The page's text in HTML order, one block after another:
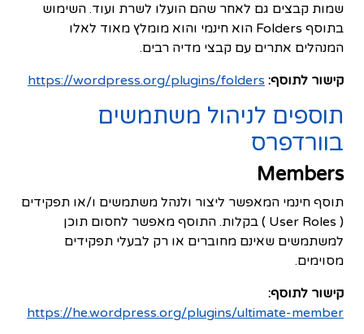
שמות קבצים גם לאחר שהם הועלו לשרת ועוד. השימוש
בתוסף Folders הוא חינמי והוא מומלץ מאוד לאלו
המנהלים אתרים עם קבצי מדיה רבים.
קישור לתוסף: https://wordpress.org/plugins/folders
תוספים לניהול משתמשים
בוורדפרס
Members
תוסף חינמי המאפשר ליצור ולנהל משתמשים ו/או תפקידים
( User Roles ) בקלות. התוסף מאפשר לחסום תוכן
למשתמשים שאינם מחוברים או רק לבעלי תפקידים
מסוימים.
קישור לתוסף:
https://he.wordpress.org/plugins/ultimate-member